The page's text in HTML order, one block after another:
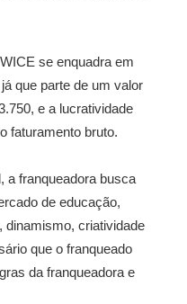
se enquadra em
que parte de um valor
e a lucratividade
faturamento bruto.
a franqueadora busca
de educação,
dinamismo, criatividade
que o franqueado
da franqueadora e